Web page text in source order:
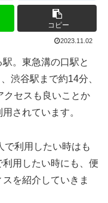
コピー
2023.11.02
。東急溝の口駅と
渋谷駅まで約14分、
クセスも良いことか
されています。
で利用したい時はも
用したい時にも、便
を紹介していきま